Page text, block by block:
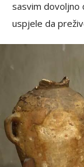
sasvim dovoljno
uspjele da